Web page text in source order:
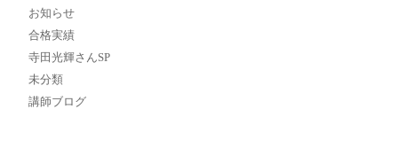
お知らせ
合格実績
寺田光輝さんSP
未分類
講師ブログ